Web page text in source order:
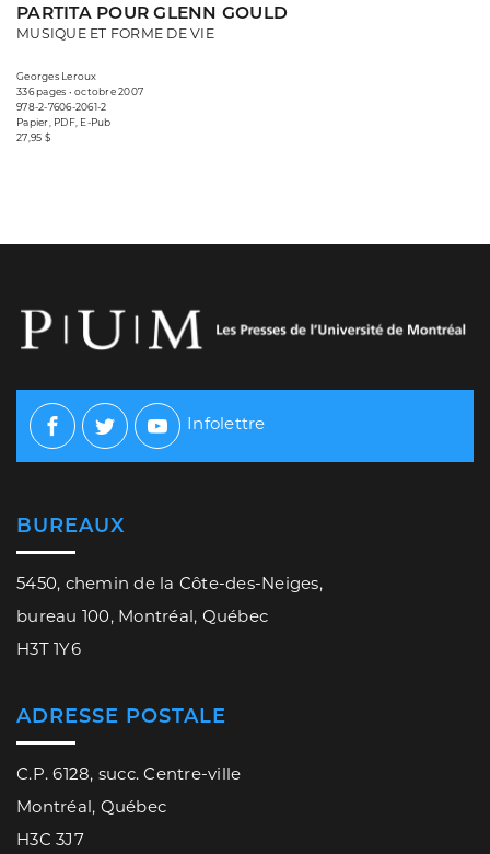
PARTITA POUR GLENN GOULD
MUSIQUE ET FORME DE VIE
Georges Leroux
336 pages • octobre 2007
978-2-7606-2061-2
Papier, PDF, E-Pub
27,95 $
Facebook
TwitterYoutube
Infolettre
BUREAUX
5450, chemin de la Côte-des-Neiges,
bureau 100, Montréal, Québec
H3T 1Y6
ADRESSE POSTALE
C.P. 6128, succ. Centre-ville
Montréal, Québec
H3C 3J7